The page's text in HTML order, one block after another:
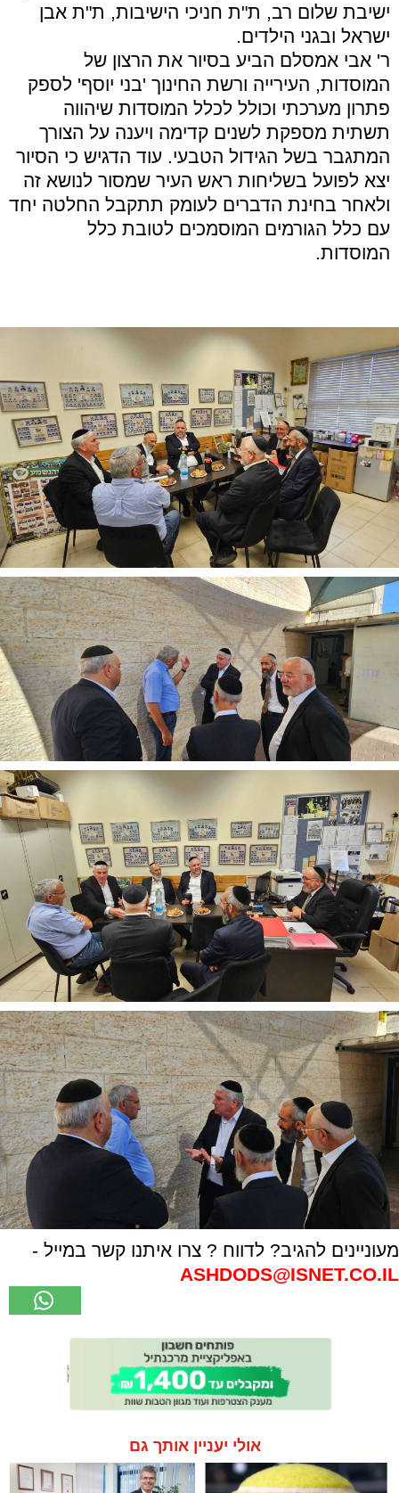
ישיבת שלום רב, ת"ת חניכי הישיבות, ת"ת אבן
ישראל ובגני הילדים.
ר' אבי אמסלם הביע בסיור את הרצון של
המוסדות, העירייה ורשת החינוך 'בני יוסף' לספק
פתרון מערכתי וכולל לכלל המוסדות שיהווה
תשתית מספקת לשנים קדימה ויענה על הצורך
המתגבר בשל הגידול הטבעי. עוד הדגיש כי הסיור
יצא לפועל בשליחות ראש העיר שמסור לנושא זה
ולאחר בחינת הדברים לעומק תתקבל החלטה יחד
עם כלל הגורמים המוסמכים לטובת כלל
המוסדות.
מעוניינים להגיב? לדווח ? צרו איתנו קשר במייל -
ASHDODS@ISNET.CO.IL
אולי יעניין אותך גם